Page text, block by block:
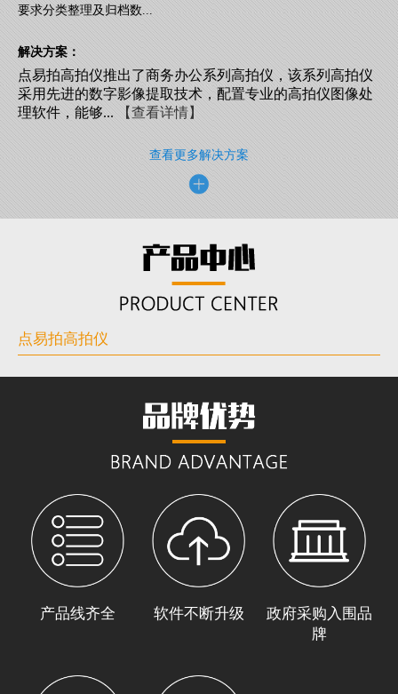
要求分类整理及归档数...
解决方案：
点易拍高拍仪推出了商务办公系列高拍仪，该系列高拍仪
采用先进的数字影像提取技术，配置专业的高拍仪图像处
理软件，能够...【查看详情】
查看更多解决方案
点易拍高拍仪
产品线齐全 软件不断升级
政府采购入围品
牌